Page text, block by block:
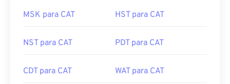
MSK para CAT HST para CAT
NST para CAT PDT para CAT
CDT para CAT WAT para CAT